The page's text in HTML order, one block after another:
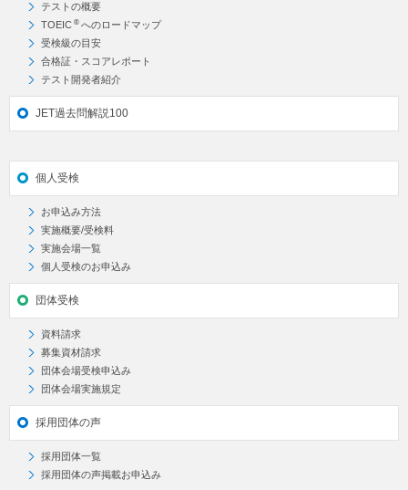
テストの概要
TOEIC ® へのロードマップ
受検級の目安
合格証・スコアレポート
テスト開発者紹介
JET過去問解説100
個人受検
お申込み方法
実施概要/受検料
実施会場一覧
個人受検のお申込み
団体受検
資料請求
募集資材請求
団体会場受検申込み
団体会場実施規定
採用団体の声
採用団体一覧
採用団体の声掲載お申込み